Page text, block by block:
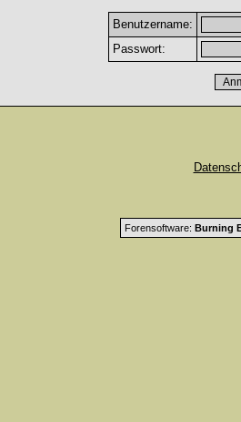
Benutzername:
Passwort:
Forensoftware: Burning